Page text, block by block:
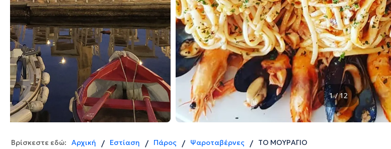
1 / 12
Βρίσκεστε εδώ: Αρχική / Εστίαση / Πάρος / Ψαροταβέρνες / ΤΟ ΜΟΥΡΑΓΙΟ